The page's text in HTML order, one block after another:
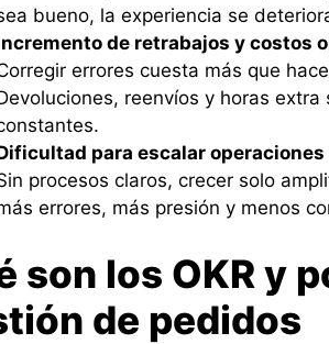
bueno, la experiencia se
de retrabajos y costos
errores cuesta más que
reenvíos y horas
para escalar operaciones
procesos claros, crecer solo
errores, más presión y menos
son los OKR y
de pedidos